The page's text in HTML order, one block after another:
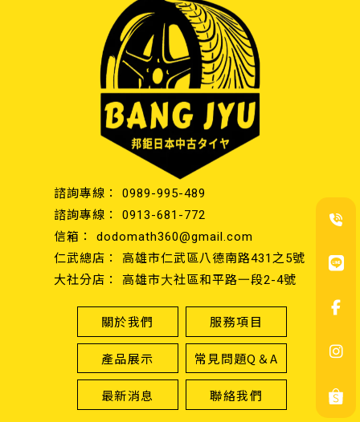
0989-995-489
0913-681-772
dodomath360@gmail.com
高雄市仁武區八德南路431之5號
高雄市大社區和平路一段2-4號
關於我們 服務項目
產品展示 常見問題Q＆A
最新消息 聯絡我們